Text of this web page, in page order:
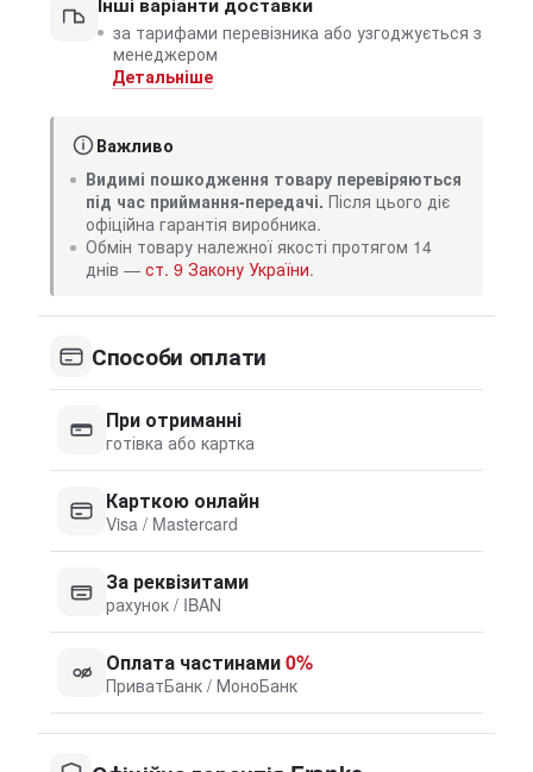
за тарифами перевізника або узгоджується з
менеджером
Детальніше
Важливо
Видимі пошкодження товару перевіряються
під час приймання-передачі. Після цього діє
офіційна гарантія виробника.
Обмін товару належної якості протягом 14
днів — ст. 9 Закону України.
Способи оплати
При отриманні
готівка або картка
Карткою онлайн
Visa / Mastercard
За реквізитами
рахунок / IBAN
Оплата частинами0%
ПриватБанк / МоноБанк